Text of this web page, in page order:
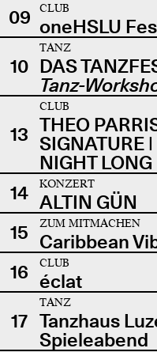
09
CLUB
oneHSLU
10
TANZ
DAS
Tanz-
13
CLUB
THEO
SIGNATURE
NIGHT LONG
14
KONZERT
ALTIN GÜN
15
ZUM MITMACHEN
Caribbean
16
CLUB
éclat
17
TANZ
Tanzhaus
Spieleabend